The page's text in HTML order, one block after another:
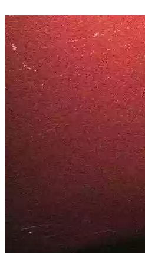
Español
Ayuda al participante He
Login Promover